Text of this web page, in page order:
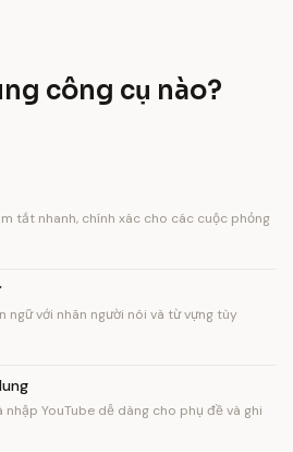
công cụ nào?
tắt nhanh, chính xác cho các cuộc phỏng
ngữ với nhãn người nói và từ vựng tùy
nhập YouTube dễ dàng cho phụ đề và ghi